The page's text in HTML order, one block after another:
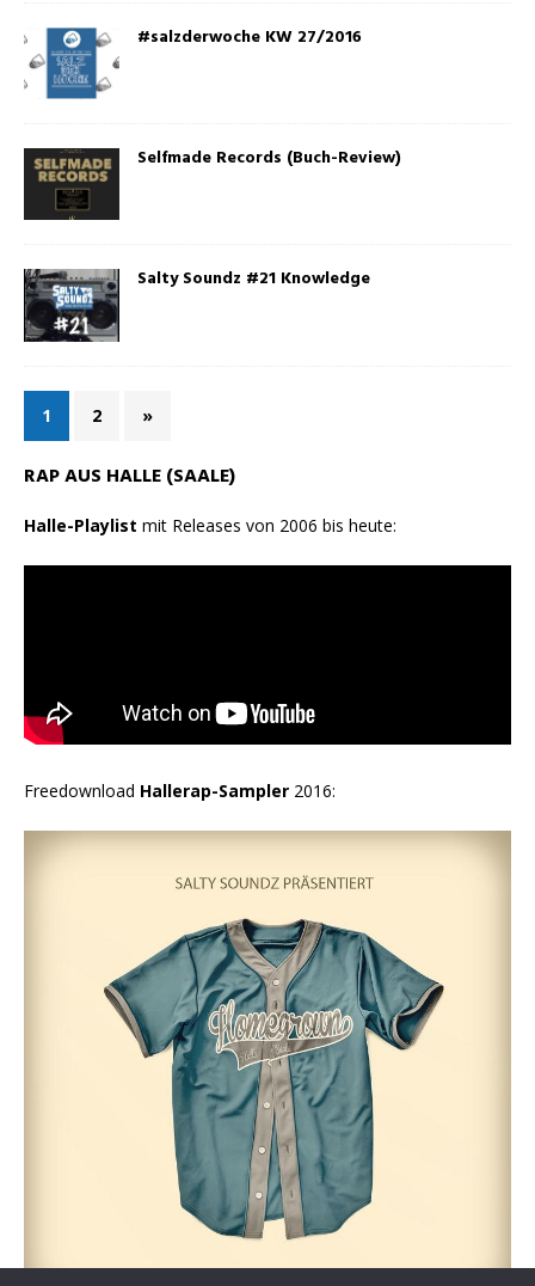
#salzderwoche KW 27/2016
Selfmade Records (Buch-Review)
Salty Soundz #21 Knowledge
1 2 »
RAP AUS HALLE (SAALE)
Halle-Playlist mit Releases von 2006 bis heute:
Freedownload Hallerap-Sampler 2016: